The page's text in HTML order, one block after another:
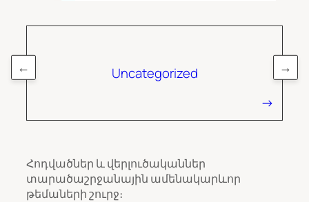
Uncategorized
← →
Հոդվածներ և վերլուծականներ
տարածաշրջանային ամենակարևոր
թեմաների շուրջ։